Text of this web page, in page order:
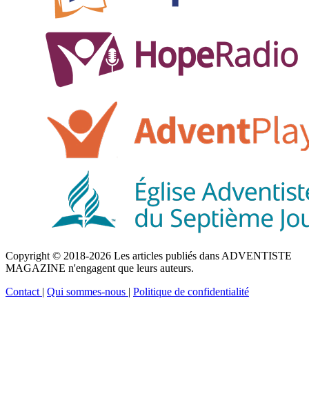
Copyright © 2018-2026 Les articles publiés dans ADVENTISTE
MAGAZINE n'engagent que leurs auteurs.
Contact | Qui sommes-nous | Politique de confidentialité